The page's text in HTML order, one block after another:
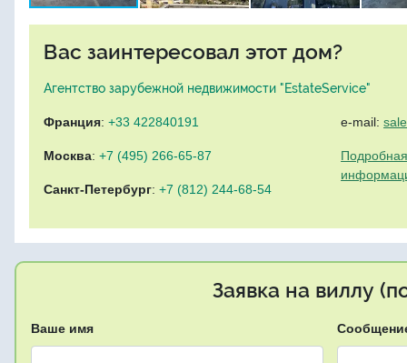
Вас заинтересовал этот дом?
Агентство зарубежной недвижимости "EstateService"
Франция: +33 422840191
Москва: +7 (495) 266-65-87
Санкт-Петербург: +7 (812) 244-68-54
e-mail:
Заявка на виллу
Ваше имя